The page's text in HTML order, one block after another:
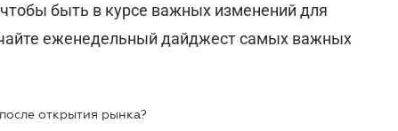
чтобы быть в курсе важных изменений для
еженедельный дайджест самых важных
открытия рынка?